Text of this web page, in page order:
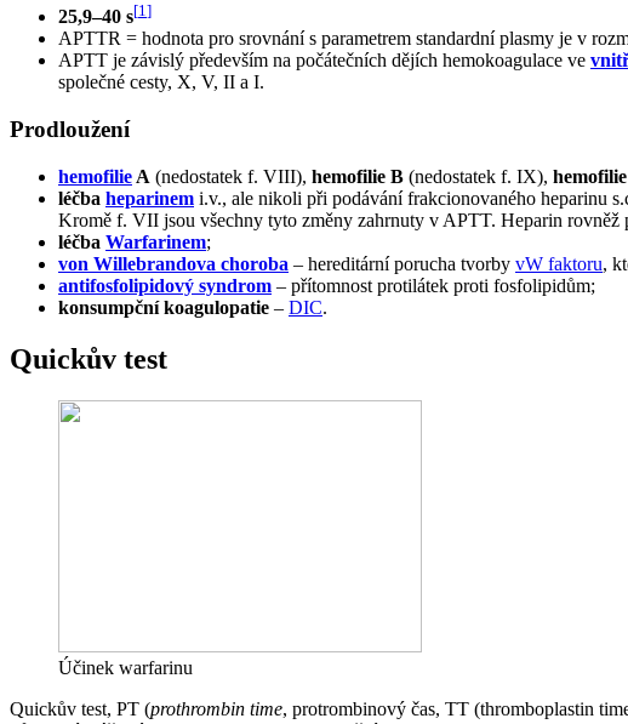
25,9–40 s[1]
APTTR = hodnota pro srovnání s parametrem standardní plasmy je v
APTT je závislý především na počátečních dějích hemokoagulace ve
společné cesty, X, V, II a I.
Prodloužení
hemofilie A (nedostatek f. VIII), hemofilie B (nedostatek f. IX),
léčba heparinem i.v., ale nikoli při podávání frakcionovaného heparinu
Kromě f. VII jsou všechny tyto změny zahrnuty v APTT. Heparin
léčba Warfarinem;
von Willebrandova choroba – hereditární porucha tvorby vW faktoru,
antifosfolipidový syndrom – přítomnost protilátek proti fosfolipidům;
konsumpční koagulopatie – DIC.
Quickův test
Účinek warfarinu
Quickův test, PT (prothrombin time, protrombinový čas, TT (thromboplastin